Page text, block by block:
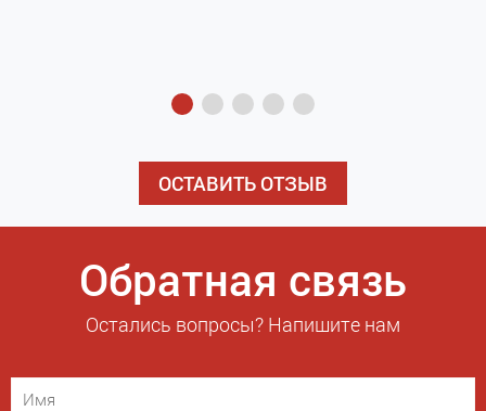
ОСТАВИТЬ ОТЗЫВ
Обратная связь
Остались вопросы? Напишите нам